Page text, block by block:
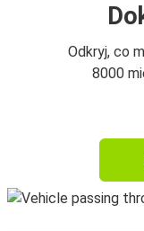
Odkryj, co
8000